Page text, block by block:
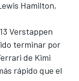
Hamilton,
Verstappen
terminar por
de Kimi
rápido que el